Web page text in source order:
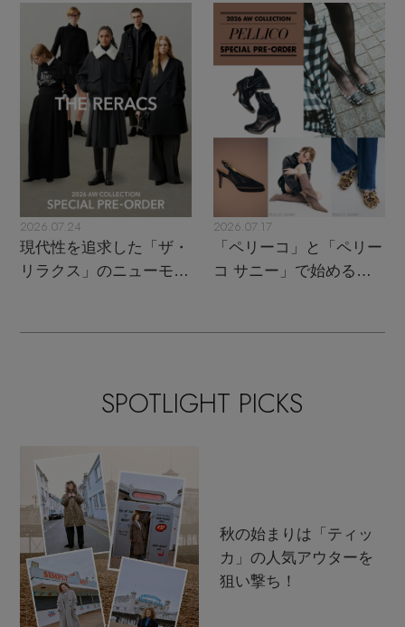
トレンドが交差する16の
UPがスタート
2026.07.24
現代性を追求した「ザ・
リラクス」のニューモダ
2026.07.17
「ペリーコ」と「ペリー
コ サニー」で始める秋
SPOTLIGHT PICKS
秋の始まりは「ティッ
カ」の人気アウターを
狙い撃ち！